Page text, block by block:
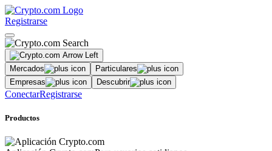
Registrarse
Mercados
Particulares
Empresas
Descubrir
ConectarRegistrarse
Productos